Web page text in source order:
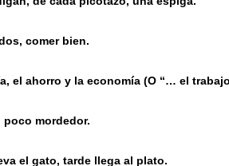
comer bien.
el ahorro y la economía (O “… el
poco mordedor.
el gato, tarde llega al plato.